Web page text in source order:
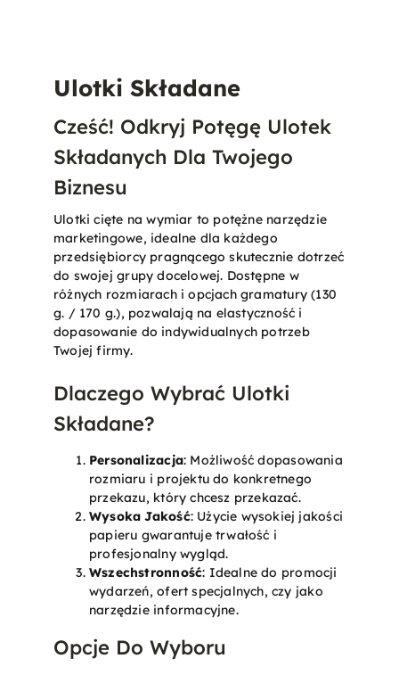
Ulotki Składane
Cześć! Odkryj Potęgę Ulotek
Składanych Dla Twojego
Biznesu
Ulotki cięte na wymiar to potężne narzędzie
marketingowe, idealne dla każdego
przedsiębiorcy pragnącego skutecznie dotrzeć
do swojej grupy docelowej. Dostępne w
różnych rozmiarach i opcjach gramatury (130
g. / 170 g.), pozwalają na elastyczność i
dopasowanie do indywidualnych potrzeb
Twojej firmy.
Dlaczego Wybrać Ulotki
Składane?
Personalizacja: Możliwość dopasowania
rozmiaru i projektu do konkretnego
przekazu, który chcesz przekazać.
Wysoka Jakość: Użycie wysokiej jakości
papieru gwarantuje trwałość i
profesjonalny wygląd.
Wszechstronność: Idealne do promocji
wydarzeń, ofert specjalnych, czy jako
narzędzie informacyjne.
Opcje Do Wyboru